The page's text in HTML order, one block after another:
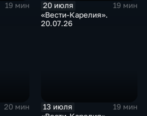
19 мин
20 июля
19 мин
«Вести-Карелия».
20.07.26
20 мин
13 июля
19 мин